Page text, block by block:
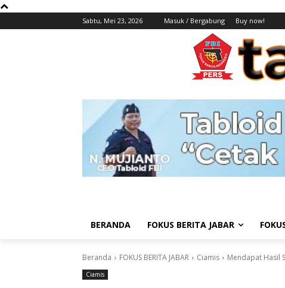
Sabtu, Mei 23, 2026 Masuk / Bergabung Buy now!
BERANDA FOKUS BERITA JABAR
Beranda FOKUS BERITA JABAR Ciamis Mendapat Hasil
Ciamis